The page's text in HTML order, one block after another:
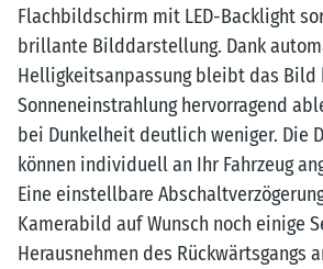
Flachbildschirm mit LED-Backlight
brillante Bilddarstellung. Dank
Helligkeitsanpassung bleibt das Bild
Sonneneinstrahlung hervorragend
bei Dunkelheit deutlich weniger. Die
können individuell an Ihr Fahrzeug
Eine einstellbare
Kamerabild auf Wunsch noch einige
Herausnehmen des Rückwärtsgangs